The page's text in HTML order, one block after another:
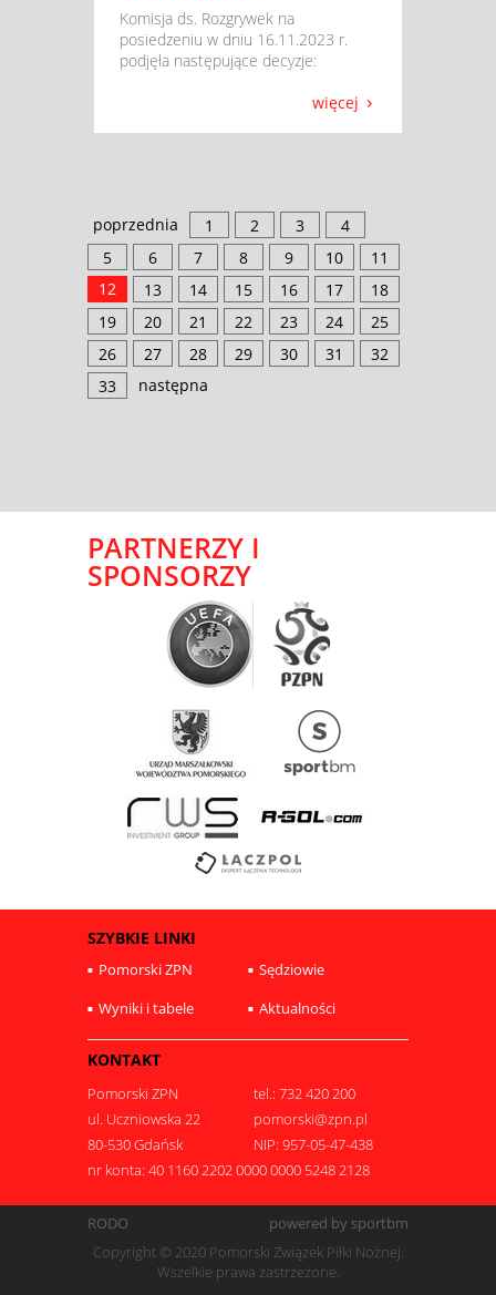
​ Komisja ds. Rozgrywek na
posiedzeniu w dniu 16.11.2023 r.
podjęła następujące decyzje:
więcej
poprzednia 1 2 3
4
5
6 7 8 9 10
11
12
13 14 15 16 17
18
19
20 21 22 23 24
25
26
27 28 29 30 31
32
33
następna
PARTNERZY I
SPONSORZY
SZYBKIE LINKI
Pomorski ZPN
Sędziowie
Wyniki i tabele
Aktualności
KONTAKT
Pomorski ZPN
tel.: 732 420 200
ul. Uczniowska 22
pomorski@zpn.pl
80-530 Gdańsk
NIP: 957-05-47-438
nr konta: 40 1160 2202 0000 0000 5248 2128
RODO
powered by sportbm
Copyright © 2020 Pomorski Związek Piłki Nożnej.
Wszelkie prawa zastrzeżone.